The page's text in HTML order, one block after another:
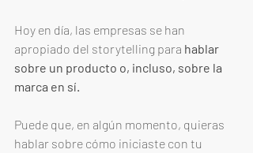
Hoy en día, las empresas se han
apropiado del storytelling para hablar
sobre un producto o, incluso, sobre la
marca en sí.
Puede que, en algún momento, quieras
hablar sobre cómo iniciaste con tu